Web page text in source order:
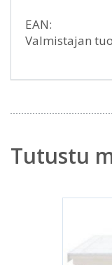
EAN:
Valmistajan
Tutustu